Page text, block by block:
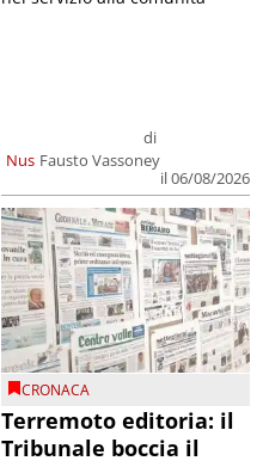
Nus
di
Fausto Vassoney
il 06/08/2026
CRONACA
Terremoto editoria: il
Tribunale boccia il